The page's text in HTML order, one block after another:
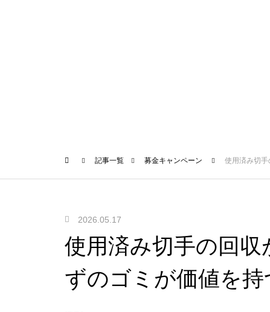
記事一覧 募金キャンペーン 使用済み切
2026.05.17
使用済み切手の回
ずのゴミが価値を持